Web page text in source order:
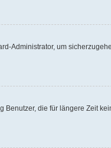
Administrator, um
Benutzer, die für längere Zeit